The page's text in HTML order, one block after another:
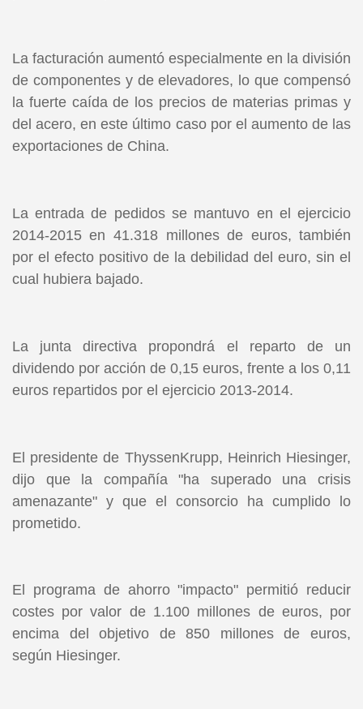
La facturación aumentó especialmente en la división
de componentes y de elevadores, lo que compensó
la fuerte caída de los precios de materias primas y
del acero, en este último caso por el aumento de las
exportaciones de China.
La entrada de pedidos se mantuvo en el ejercicio
2014-2015 en 41.318 millones de euros, también
por el efecto positivo de la debilidad del euro, sin el
cual hubiera bajado.
La junta directiva propondrá el reparto de un
dividendo por acción de 0,15 euros, frente a los 0,11
euros repartidos por el ejercicio 2013-2014.
El presidente de ThyssenKrupp, Heinrich Hiesinger,
dijo que la compañía "ha superado una crisis
amenazante" y que el consorcio ha cumplido lo
prometido.
El programa de ahorro "impacto" permitió reducir
costes por valor de 1.100 millones de euros, por
encima del objetivo de 850 millones de euros,
según Hiesinger.